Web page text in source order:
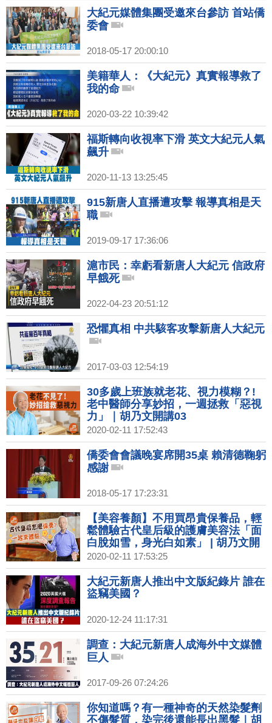
大紀元媒體集團受邀來台參訪 首站僑
委會
2018-05-17 20:00:10
美籍華人：《大紀元》真實報導救了
我的命
2020-03-22 10:39:42
福斯轉向收視率下滑 英文大紀元人氣
飆升
2020-11-13 13:25:45
915新唐人直播遭攻擊 報導真相是天
職
2019-09-17 17:36:06
滬市民：幸虧看新唐人大紀元 信政府
早餓死
2022-04-23 20:51:12
恐懼真相 中共駭客攻擊新唐人大紀元
2017-03-03 12:54:19
30多歲上班族就老花、視力模糊？!
老中醫師分享妙招，一週拯救「惡視
力」｜胡乃文開講03
2020-02-11 17:52:43
僑委會會議晚宴席開35桌 賴清德鞠躬
感謝
2018-05-17 17:23:31
【美容養顏】不用買昂貴保養品，輕
鬆體驗古代皇后級的護膚美容法「面
白脫如雪，身光白如素」 | 胡乃文開
講02
2020-02-11 17:53:25
大紀元新唐人推出中文版紀錄片 誰在
盜竊美國？
2020-12-24 11:17:31
調查：大紀元新唐人成海外中文媒體
巨人
2017-09-26 07:24:26
你知道嗎？有一種神奇的天然染髮劑
不傷髮質，染完後還能長出黑髮｜胡